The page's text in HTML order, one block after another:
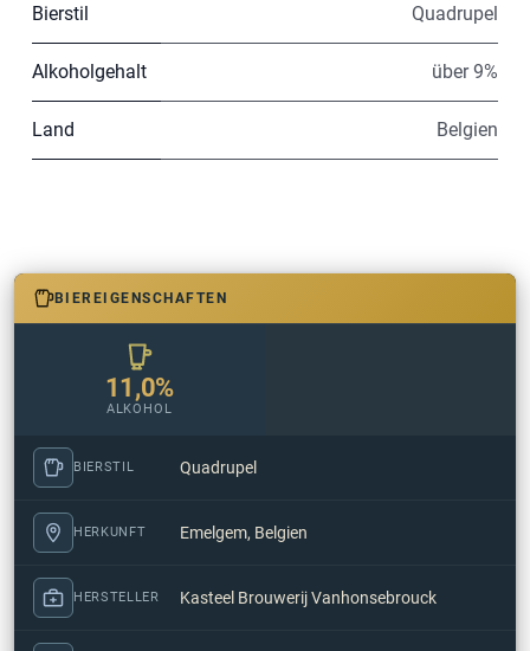
Bierstil Quadrupel
Alkoholgehalt über 9%
Land Belgien
BIEREIGENSCHAFTEN
11,0%
ALKOHOL
BIERSTIL Quadrupel
HERKUNFT Emelgem, Belgien
HERSTELLER Kasteel Brouwerij Vanhonsebrouck